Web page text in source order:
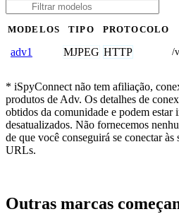
MODELOS TIPO PROTOCOLO
adv1 MJPEG HTTP /
* iSpyConnect não tem afiliação,
produtos de Adv. Os detalhes de
obtidos da comunidade e podem estar
desatualizados. Não fornecemos
de que você conseguirá se conectar às
URLs.
Outras marcas